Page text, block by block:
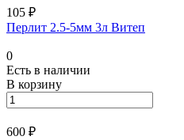
105 ₽
Перлит 2.5-5мм 3л Витеп
0
Есть в наличии
В корзину
600 ₽